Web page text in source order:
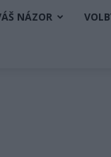
NÁZOR